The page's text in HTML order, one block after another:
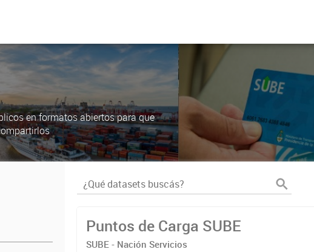
en formatos abiertos para que
Puntos de Carga SUBE
SUBE - Nación Servicios